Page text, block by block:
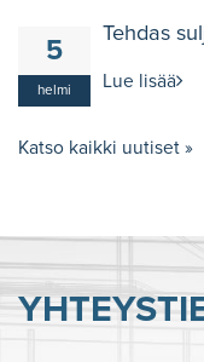
5
helmi
Tehdas
Lue lisää
Katso kaikki uutiset »